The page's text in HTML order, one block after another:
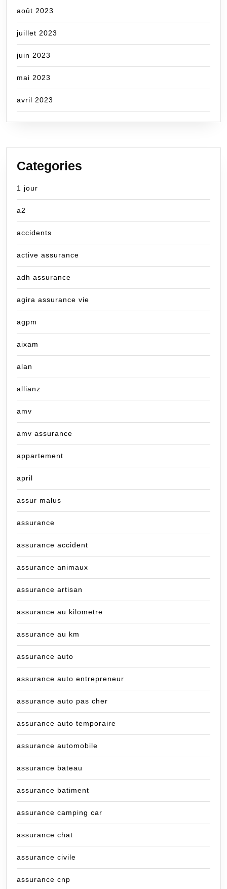
août 2023
juillet 2023
juin 2023
mai 2023
avril 2023
Categories
1 jour
a2
accidents
active assurance
adh assurance
agira assurance vie
agpm
aixam
alan
allianz
amv
amv assurance
appartement
april
assur malus
assurance
assurance accident
assurance animaux
assurance artisan
assurance au kilometre
assurance au km
assurance auto
assurance auto entrepreneur
assurance auto pas cher
assurance auto temporaire
assurance automobile
assurance bateau
assurance batiment
assurance camping car
assurance chat
assurance civile
assurance cnp